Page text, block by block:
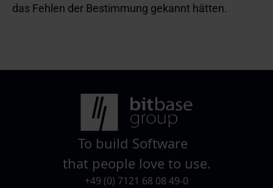
das Fehlen der Bestimmung gekannt hätten.
To build Software
that people love to use.
+49 (0) 7121 68 08 49-0